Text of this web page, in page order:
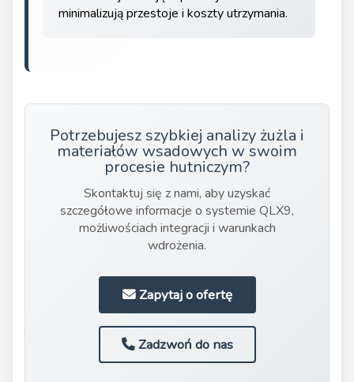
minimalizują przestoje i koszty utrzymania.
Potrzebujesz szybkiej analizy żużla i
materiałów wsadowych w swoim
procesie hutniczym?
Skontaktuj się z nami, aby uzyskać
szczegółowe informacje o systemie QLX9,
możliwościach integracji i warunkach
wdrożenia.
Zapytaj o ofertę
Zadzwoń do nas